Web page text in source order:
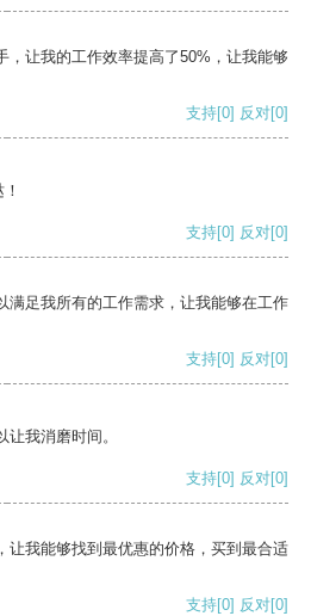
，让我的工作效率提高了50%，让我能够
支持[0] 反对[0]
支持[0] 反对[0]
满足我所有的工作需求，让我能够在工作
支持[0] 反对[0]
我消磨时间。
支持[0] 反对[0]
让我能够找到最优惠的价格，买到最合适
支持[0] 反对[0]